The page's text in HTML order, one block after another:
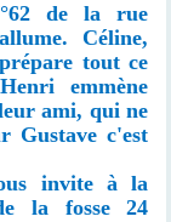
de la rue
Céline,
tout ce
emmène
ami, qui ne
Gustave c'est
invite à la
la fosse 24